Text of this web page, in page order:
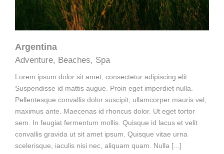
Argentina
Adventure, Beaches, Spa
Lorem ipsum dolor sit amet, consectetur adipiscing elit.
Suspendisse id mattis augue. Proin eget imperdiet nulla.
Pellentesque convallis dolor suscipit, ullamcorper mauris vel,
maximus ante. Maecenas id rhoncus dolor. Ut eget tortor
sem. In feugiat fermentum mollis. Quisque id lacus et velit
convallis gravida ut sit amet ipsum. Quisque vitae urna
scelerisque, iaculis nisi nec, aliquam quam. Nulla [...]